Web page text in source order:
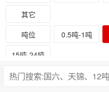
其它
吨位
0.5吨-1吨
15吨-24吨